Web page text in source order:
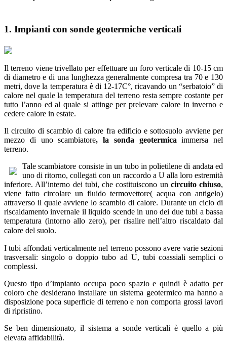
1. Impianti con sonde geotermiche verticali
Il terreno viene trivellato per effettuare un foro verticale di 10-15 cm
di diametroedi una lunghezza generalmente compresa tra 70 e 130
metri, dove la temperatura è di 12-17C°, ricavando un “serbatoio” di
calore nel quale la temperatura del terreno resta sempre costante per
tutto l’anno ed al quale si attinge per prelevare calore in inverno e
cedere calore in estate.
Il circuito di scambio di calore fra edificio e sottosuolo avviene per
mezzo di uno scambiatore, la sonda geotermicaimmersa nel
terreno.
Tale scambiatore consiste in un tubo in polietilene di andata ed
uno di ritorno, collegati con un raccordo a U alla loro estremità
inferiore. All’interno dei tubi, che costituiscono un circuito chiuso,
viene fatto circolare un fluido termovettore( acqua con antigelo)
attraverso il quale avviene lo scambio di calore. Durante un ciclo di
riscaldamento invernale il liquido scende in uno dei due tubi a bassa
temperatura (intorno allo zero), per risalire nell’altro riscaldato dal
calore del suolo.
I tubi affondati verticalmente nel terreno possono avere varie sezioni
trasversali: singolo o doppio tubo ad U, tubi coassiali semplici o
complessi.
Questo tipo d’impianto occupa poco spazio e quindi è adatto per
coloro che desiderano installare un sistema geotermico ma hanno a
disposizione poca superficie di terreno e non comporta grossi lavori
di ripristino.
Se ben dimensionato, il sistema a sonde verticali è quello a più
elevata affidabilità.